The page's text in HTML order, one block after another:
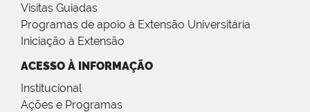
Visitas Guiadas
Programas de apoio à Extensão Universitária
Iniciação à Extensão
ACESSO À INFORMAÇÃO
Institucional
Ações e Programas